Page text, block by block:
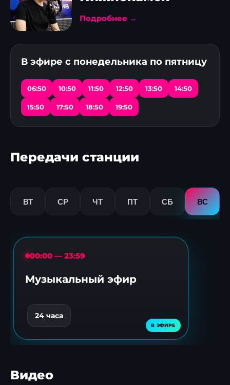
Подробнее →
В эфире с понедельника по пятницу
06:50 10:50 11:50 12:50 13:50 14:50
15:50 17:50 18:50 19:50
Передачи станции
ВТ СР ЧТ ПТ СБ ВС
00:00 — 23:59
Музыкальный эфир
24 часа
Видео